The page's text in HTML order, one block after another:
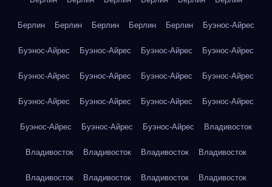
Берлин Берлин Берлин Берлин Берлин Буэнос-Айрес
Буэнос-Айрес Буэнос-Айрес Буэнос-Айрес Буэнос-Айрес
Буэнос-Айрес Буэнос-Айрес Буэнос-Айрес Буэнос-Айрес
Буэнос-Айрес Буэнос-Айрес Буэнос-Айрес Буэнос-Айрес
Буэнос-Айрес Буэнос-Айрес Буэнос-Айрес Владивосток
Владивосток Владивосток Владивосток Владивосток
Владивосток Владивосток Владивосток Владивосток